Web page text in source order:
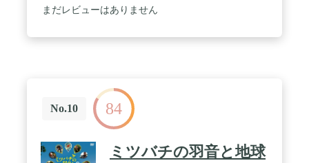
まだレビューはありません
No.10 84
ミツバチの羽音と地球